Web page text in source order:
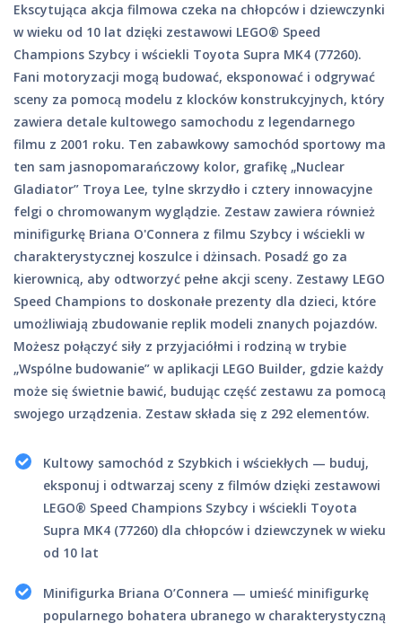
Ekscytująca akcja filmowa czeka na chłopców i dziewczynki
w wieku od 10 lat dzięki zestawowi LEGO® Speed
Champions Szybcy i wściekli Toyota Supra MK4 (77260).
Fani motoryzacji mogą budować, eksponować i odgrywać
sceny za pomocą modelu z klocków konstrukcyjnych, który
zawiera detale kultowego samochodu z legendarnego
filmu z 2001 roku. Ten zabawkowy samochód sportowy ma
ten sam jasnopomarańczowy kolor, grafikę „Nuclear
Gladiator” Troya Lee, tylne skrzydło i cztery innowacyjne
felgi o chromowanym wyglądzie. Zestaw zawiera również
minifigurkę Briana O'Connera z filmu Szybcy i wściekli w
charakterystycznej koszulce i dżinsach. Posadź go za
kierownicą, aby odtworzyć pełne akcji sceny. Zestawy LEGO
Speed Champions to doskonałe prezenty dla dzieci, które
umożliwiają zbudowanie replik modeli znanych pojazdów.
Możesz połączyć siły z przyjaciółmi i rodziną w trybie
„Wspólne budowanie” w aplikacji LEGO Builder, gdzie każdy
może się świetnie bawić, budując część zestawu za pomocą
swojego urządzenia. Zestaw składa się z 292 elementów.
Kultowy samochód z Szybkich i wściekłych — buduj,
eksponuj i odtwarzaj sceny z filmów dzięki zestawowi
LEGO® Speed Champions Szybcy i wściekli Toyota
Supra MK4 (77260) dla chłopców i dziewczynek w wieku
od 10 lat
Minifigurka Briana O’Connera — umieść minifigurkę
popularnego bohatera ubranego w charakterystyczną